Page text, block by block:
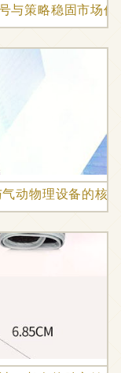
与策略稳固市场价
动物理设备的核